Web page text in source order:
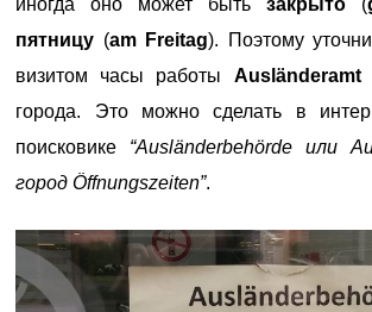
иногда оно может быть закрыто(
пятницу (am Freitag). Поэтому
визитом часы работы Ausländeramt
города. Это можно сделать в
поисковике “Ausländerbehörde или
город Öffnungszeiten”.